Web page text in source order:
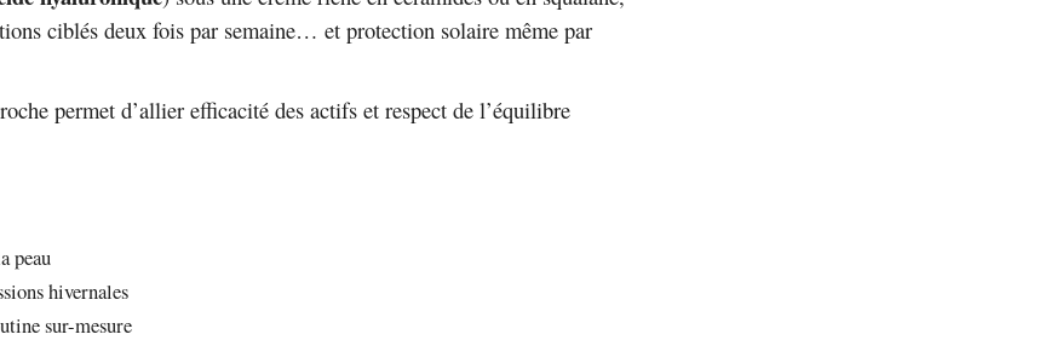
ciblés deux fois par semaine… et protection solaire même par
permet d’allier efficacité des actifs et respect de l’équilibre
peau
hivernales
sur-mesure